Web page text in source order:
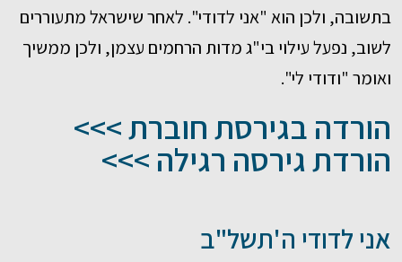
בתשובה, ולכן הוא "אני לדודי". לאחר שישראל מתעוררים
לשוב, נפעל עילוי בי"ג מדות הרחמים עצמן, ולכן ממשיך
ואומר "ודודי לי".
הורדה בגירסת חוברת >>>
הורדת גירסה רגילה >>>
אני לדודי ה'תשל"ב